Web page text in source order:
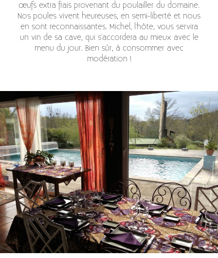
œufs extra frais provenant du poulailler du domaine.
Nos poules vivent heureuses, en semi-liberté et nous
en sont reconnaissantes. Michel, l'hôte, vous servira
un vin de sa cave, qui s'accordera au mieux avec le
menu du jour. Bien sûr, à consommer avec
modération !